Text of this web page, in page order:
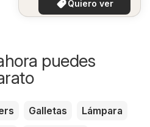
Quiero ver
puedes
Galletas
Lámpara